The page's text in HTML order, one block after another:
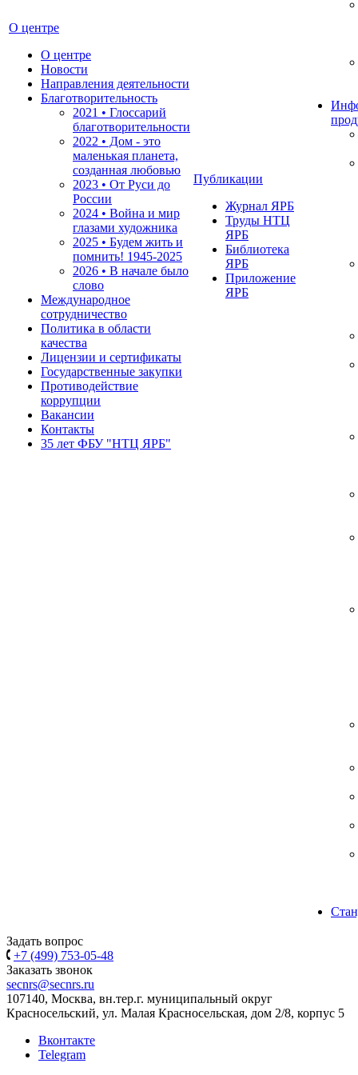
О центре
О центре
Новости
Направления деятельности
Благотворительность
2021 • Глоссарий
благотворительности
2022 • Дом - это
маленькая планета,
созданная любовью
2023 • От Руси до
России
2024 • Война и мир
глазами художника
2025 • Будем жить и
помнить! 1945-2025
2026 • В начале было
слово
Международное
сотрудничество
Политика в области
качества
Лицензии и сертификаты
Государственные закупки
Противодействие
коррупции
Вакансии
Контакты
35 лет ФБУ "НТЦ ЯРБ"
Публикации
Журнал ЯРБ
Труды НТЦ
ЯРБ
Библиотека
ЯРБ
Приложение
ЯРБ
Задать вопрос
+7 (499) 753-05-48
Заказать звонок
secnrs@secnrs.ru
107140, Москва, вн.тер.г. муниципальный округ
Красносельский, ул. Малая Красносельская, дом 2/8, корпус 5
Вконтакте
Telegram